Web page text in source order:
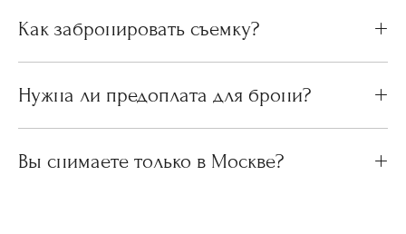
Как забронировать съемку?
Нужна ли предоплата для брони?
Вы снимаете только в Москве?